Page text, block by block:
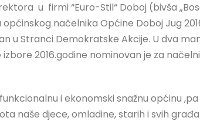
u firmi “Euro-Stil“ Doboj (bivša
načelnika Općine Doboj Jug
u Stranci Demokratske Akcije. U dva
2016.godine nominovan je za
i ekonomski snažnu općinu
naše djece, omladine, starih i svih